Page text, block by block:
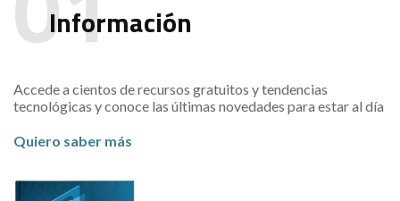
Información
Accede a cientos de recursos gratuitos y tendencias
tecnológicas y conoce las últimas novedades para estar al día
Quiero saber más